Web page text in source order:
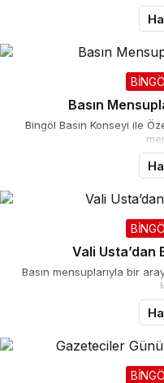
Basın
Bingöl Basın Konseyi ile
Vali Usta’dan
Basın mensuplarıyla bir